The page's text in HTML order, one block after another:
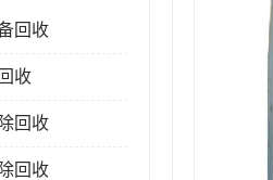
回收
收
回收
回收